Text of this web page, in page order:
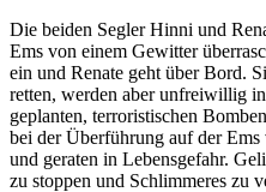
Die beiden Segler Hinni und
Ems von einem Gewitter
ein und Renate geht über Bord.
retten, werden aber unfreiwillig
geplanten, terroristischen
bei der Überführung auf der
und geraten in Lebensgefahr.
zu stoppen und Schlimmeres zu